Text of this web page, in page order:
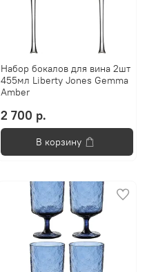
Набор бокалов для вина 2шт
455мл Liberty Jones Gemma
Amber
2 700 р.
В корзину